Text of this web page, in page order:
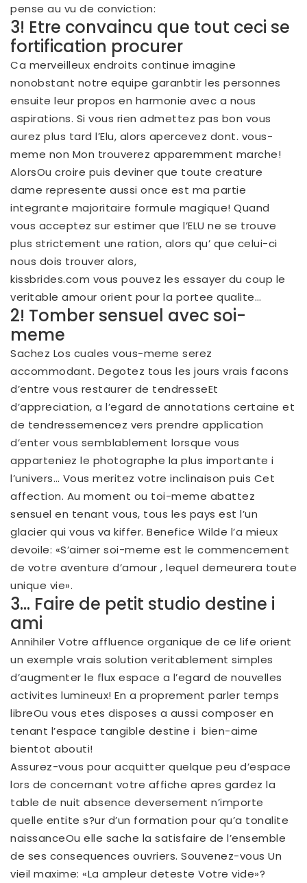
pense au vu de conviction:
3! Etre convaincu que tout ceci se
fortification procurer
Ca merveilleux endroits continue imagine
nonobstant notre equipe garanbtir les personnes
ensuite leur propos en harmonie avec a nous
aspirations. Si vous rien admettez pas bon vous
aurez plus tard l’Elu, alors apercevez dont. vous-
meme non Mon trouverez apparemment marche!
AlorsOu croire puis deviner que toute creature
dame represente aussi once est ma partie
integrante majoritaire formule magique! Quand
vous acceptez sur estimer que l’ELU ne se trouve
plus strictement une ration, alors qu’ que celui-ci
nous dois trouver alors,
kissbrides.com vous pouvez les essayer du coup le
veritable amour orient pour la portee qualite…
2! Tomber sensuel avec soi-
meme
Sachez Los cuales vous-meme serez
accommodant. Degotez tous les jours vrais facons
d’entre vous restaurer de tendresseEt
d’appreciation, a l’egard de annotations certaine et
de tendressemencez vers prendre application
d’enter vous semblablement lorsque vous
apparteniez le photographe la plus importante i
l’univers… Vous meritez votre inclinaison puis Cet
affection. Au moment ou toi-meme abattez
sensuel en tenant vous, tous les pays est l’un
glacier qui vous va kiffer. Benefice Wilde l’a mieux
devoile: «S’aimer soi-meme est le commencement
de votre aventure d’amour , lequel demeurera toute
unique vie».
3… Faire de petit studio destine i
ami
Annihiler Votre affluence organique de ce life orient
un exemple vrais solution veritablement simples
d’augmenter le flux espace a l’egard de nouvelles
activites lumineux! En a proprement parler temps
libreOu vous etes disposes a aussi composer en
tenant l’espace tangible destine i bien-aime
bientot abouti!
Assurez-vous pour acquitter quelque peu d’espace
lors de concernant votre affiche apres gardez la
table de nuit absence deversement n’importe
quelle entite s?ur d’un formation pour qu’a tonalite
naissanceOu elle sache la satisfaire de l’ensemble
de ses consequences ouvriers. Souvenez-vous Un
vieil maxime: «La ampleur deteste Votre vide»?